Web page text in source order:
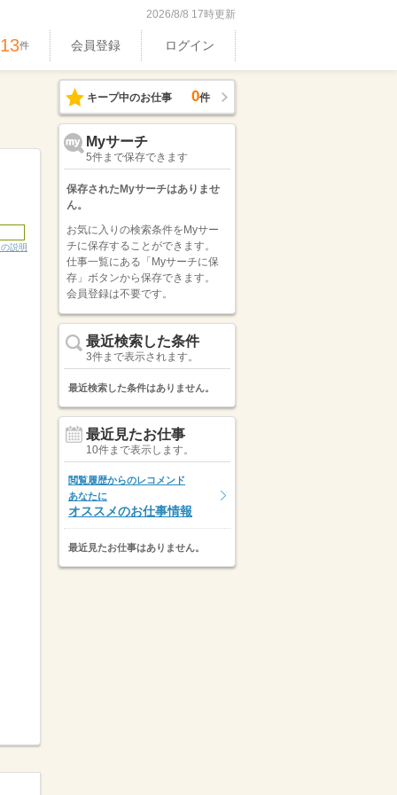
2026/8/8 17時更新
件 会員登録 ログイン
説明
キープ中のお仕事 0件
Myサーチ
5件まで保存できます
保存されたMyサーチはありませ
ん。
お気に入りの検索条件をMyサー
チに保存することができます。
仕事一覧にある「Myサーチに保
存」ボタンから保存できます。
会員登録は不要です。
最近検索した条件
3件まで表示されます。
最近検索した条件はありません。
最近見たお仕事
10件まで表示します。
閲覧履歴からのレコメンド
あなたに
オススメのお仕事情報
最近見たお仕事はありません。